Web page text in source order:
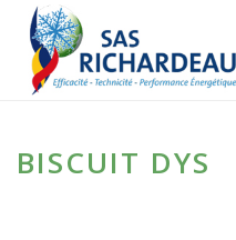
BISCUIT DYS